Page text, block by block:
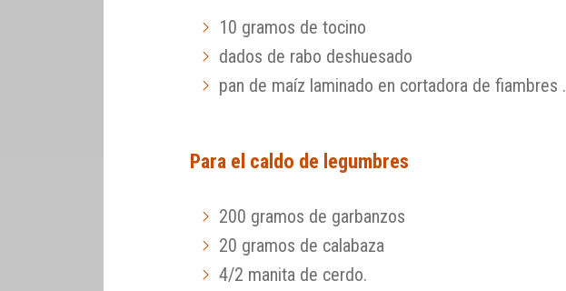
10 gramos de tocino
dados de rabo deshuesado
pan de maíz laminado en cortadora de fiambres .
Para el caldo de legumbres
200 gramos de garbanzos
20 gramos de calabaza
4/2 manita de cerdo.